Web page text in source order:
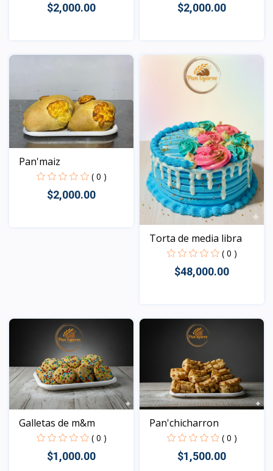
$2,000.00
Vista
$2,000.00
Vista
Pan'maiz
( 0 )
$2,000.00
Torta de media libra
( 0 )
$48,000.00
Vista
Galletas de m&m
( 0 )
$1,000.00
Pan'chicharron
( 0 )
$1,500.00